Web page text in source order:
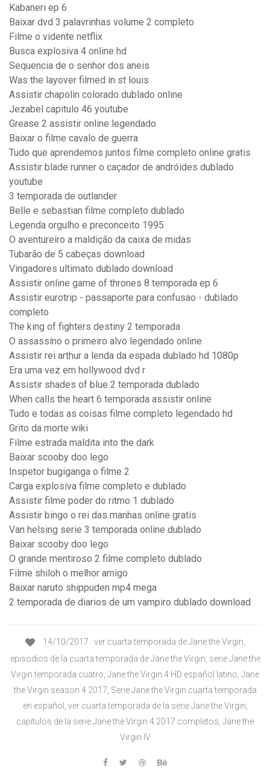
Kabaneri ep 6
Baixar dvd 3 palavrinhas volume 2 completo
Filme o vidente netflix
Busca explosiva 4 online hd
Sequencia de o senhor dos aneis
Was the layover filmed in st louis
Assistir chapolin colorado dublado online
Jezabel capitulo 46 youtube
Grease 2 assistir online legendado
Baixar o filme cavalo de guerra
Tudo que aprendemos juntos filme completo online gratis
Assistir blade runner o caçador de andróides dublado
youtube
3 temporada de outlander
Belle e sebastian filme completo dublado
Legenda orgulho e preconceito 1995
O aventureiro a maldição da caixa de midas
Tubarão de 5 cabeças download
Vingadores ultimato dublado download
Assistir online game of thrones 8 temporada ep 6
Assistir eurotrip - passaporte para confusao - dublado
completo
The king of fighters destiny 2 temporada
O assassíno o primeiro alvo legendado online
Assistir rei arthur a lenda da espada dublado hd 1080p
Era uma vez em hollywood dvd r
Assistir shades of blue 2 temporada dublado
When calls the heart 6 temporada assistir online
Tudo e todas as coisas filme completo legendado hd
Grito da morte wiki
Filme estrada maldita into the dark
Baixar scooby doo lego
Inspetor bugiganga o filme 2
Carga explosiva filme completo e dublado
Assistir filme poder do ritmo 1 dublado
Assistir bingo o rei das manhas online gratis
Van helsing serie 3 temporada online dublado
Baixar scooby doo lego
O grande mentiroso 2 filme completo dublado
Filme shiloh o melhor amigo
Baixar naruto shippuden mp4 mega
2 temporada de diarios de um vampiro dublado download
14/10/2017 · ver cuarta temporada de Jane the Virgin,
episodios de la cuarta temporada de Jane the Virgin, serie Jane the
Virgin temporada cuatro, Jane the Virgin 4 HD español latino, Jane
the Virgin season 4 2017, Serie Jane the Virgin cuarta temporada
en español, ver cuarta temporada de la serie Jane the Virgin,
capítulos de la serie Jane the Virgin 4 2017 completos, Jane the
Virgin IV